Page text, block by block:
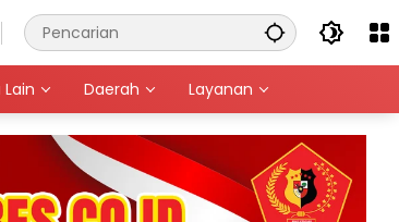
Daerah Layanan